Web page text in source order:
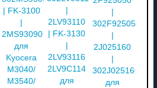
| FK-3100
2MS93090
для
Kyocera
M3040/
M3540/
2LV93110
| FK-3130
2LV93116
2LV9C114
для
302F925050
2J025160
302J025160
для